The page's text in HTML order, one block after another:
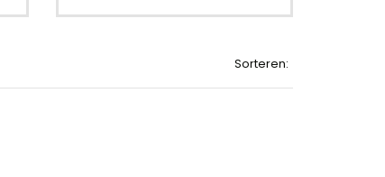
Sorteren: